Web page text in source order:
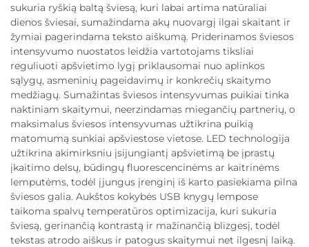
sukuria ryškią baltą šviesą, kuri labai artima natūraliai
dienos šviesai, sumažindama akų nuovargį ilgai skaitant ir
žymiai pagerindama teksto aiškumą. Priderinamos šviesos
intensyvumo nuostatos leidžia vartotojams tiksliai
reguliuoti apšvietimo lygį priklausomai nuo aplinkos
sąlygų, asmeninių pageidavimų ir konkrečių skaitymo
medžiagų. Sumažintas šviesos intensyvumas puikiai tinka
naktiniam skaitymui, neerzindamas miegančių partnerių, o
maksimalus šviesos intensyvumas užtikrina puikią
matomumą sunkiai apšviestose vietose. LED technologija
užtikrina akimirksniu įsijungiantį apšvietimą be įprastų
įkaitimo delsų, būdingų fluorescencinėms ar kaitrinėms
lemputėms, todėl įjungus įrenginį iš karto pasiekiama pilna
šviesos galia. Aukštos kokybės USB knygų lempose
taikoma spalvų temperatūros optimizacija, kuri sukuria
šviesą, gerinančią kontrastą ir mažinančią blizgesį, todėl
tekstas atrodo aiškus ir patogus skaitymui net ilgesnį laiką.